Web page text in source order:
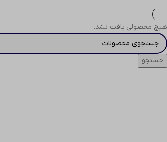
هیچ محصولی یافت نشد.
جستجو